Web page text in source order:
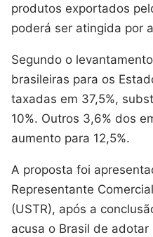
produtos exportados
poderá ser atingida por
Segundo o
brasileiras para os
taxadas em 37,5%,
10%. Outros 3,6% dos
aumento para 12,5%.
A proposta foi
Representante
(USTR), após a
acusa o Brasil de